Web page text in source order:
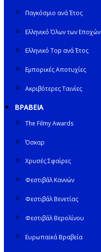
Παγκόσμιο ανά Έτος
Ελληνικό Όλων των Εποχών
Ελληνικό Top ανά Έτος
Εμπορικές Αποτυχίες
Ακριβότερες Ταινίες
ΒΡΑΒΕΙΑ
The Filmy Awards
Όσκαρ
Χρυσές Σφαίρες
Φεστιβάλ Καννών
Φεστιβάλ Βενετίας
Φεστιβάλ Βερολίνου
Ευρωπαϊκά Βραβεία